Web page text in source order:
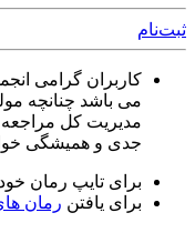
ثبت‌نام
کاربران گرامی
می باشد چنانچه
مدیریت کل مراجعه
جدی و همیشگی
برای تایپ رمان خود
برای یافتن رمان